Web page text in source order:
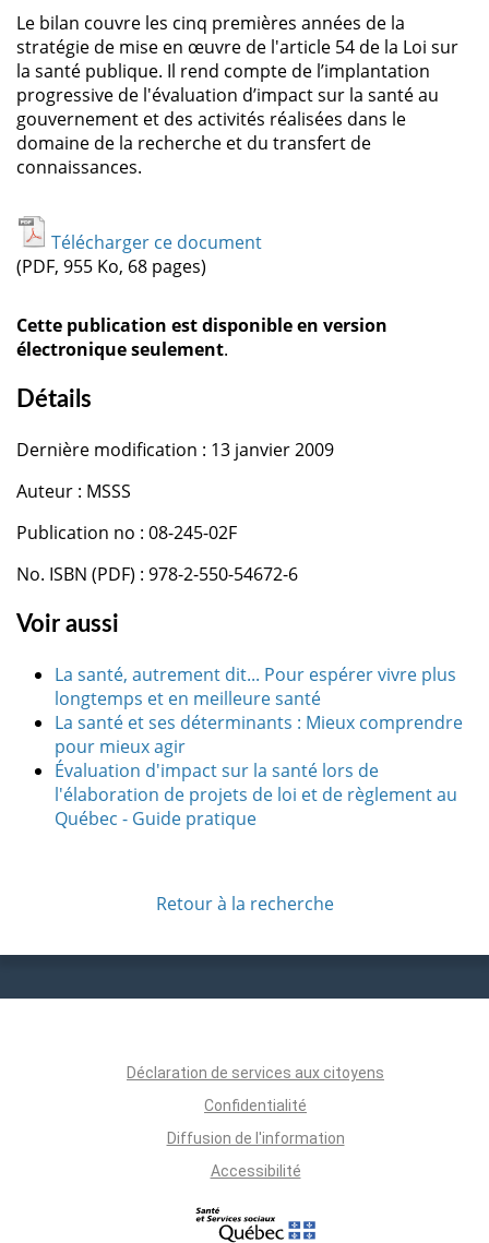
Le bilan couvre les cinq premières années de la
stratégie de mise en œuvre de l'article 54 de la Loi sur
la santé publique. Il rend compte de l’implantation
progressive de l'évaluation d’impact sur la santé au
gouvernement et des activités réalisées dans le
domaine de la recherche et du transfert de
connaissances.
Télécharger ce document
(PDF, 955 Ko, 68 pages)
Cette publication est disponible en version
électronique seulement.
Détails
Dernière modification : 13 janvier 2009
Auteur : MSSS
Publication no : 08-245-02F
No. ISBN (PDF) : 978-2-550-54672-6
Voir aussi
La santé, autrement dit... Pour espérer vivre plus
longtemps et en meilleure santé
La santé et ses déterminants : Mieux comprendre
pour mieux agir
Évaluation d'impact sur la santé lors de
l'élaboration de projets de loi et de règlement au
Québec - Guide pratique
Retour à la recherche
Déclaration de services aux citoyens
Confidentialité
Diffusion de l'information
Accessibilité